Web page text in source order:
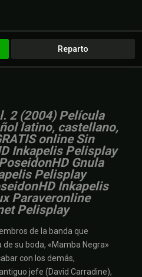
Reparto
2 (2004) Película
latino, castellano,
online Sin
Inkapelis Pelisplay
Gnula
Pelisplay
Inkapelis
Paraveronline
Pelisplay
de la banda que
su boda, «Mamba Negra»
con los demás,
jefe (David Carradine),